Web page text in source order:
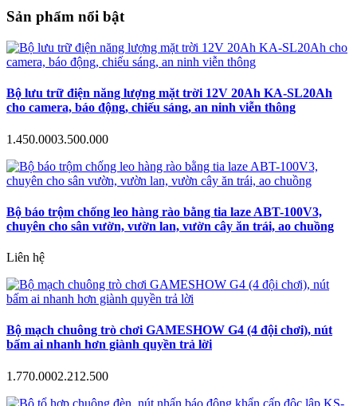
Sản phẩm nổi bật
Bộ lưu trữ điện năng lượng mặt trời 12V 20Ah KA-SL20Ah
cho camera, báo động, chiếu sáng, an ninh viễn thông
1.450.0003.500.000
Bộ báo trộm chống leo hàng rào bằng tia laze ABT-100V3,
chuyên cho sân vườn, vườn lan, vườn cây ăn trái, ao chuồng
Liên hệ
Bộ mạch chuông trò chơi GAMESHOW G4 (4 đội chơi), nút
bấm ai nhanh hơn giành quyền trả lời
1.770.0002.212.500